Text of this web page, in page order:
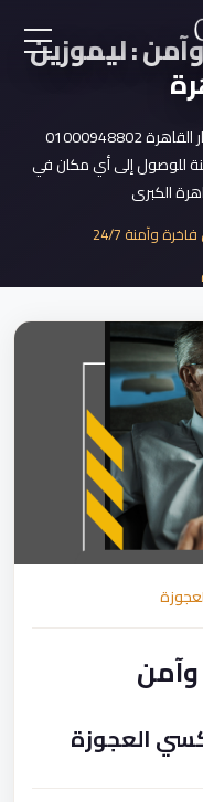
: ليموزين
تاكسي العجوزة سريع وآمن ليموزين مطار القاهرة 01000948802
للوصول إلى أي مكان في
الكبرى
وآمنة 24/7
العجوزة